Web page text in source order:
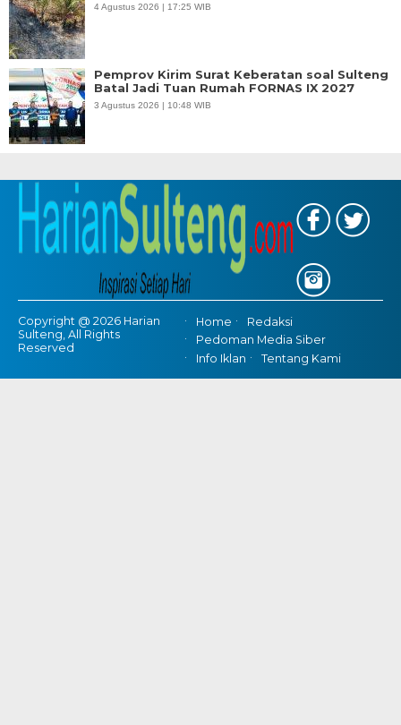
4 Agustus 2026 | 17:25 WIB
Pemprov Kirim Surat Keberatan soal Sulteng
Batal Jadi Tuan Rumah FORNAS IX 2027
3 Agustus 2026 | 10:48 WIB
Copyright @ 2026 Harian
Sulteng, All Rights
Reserved
Home
Redaksi
Pedoman Media Siber
Info Iklan
Tentang Kami